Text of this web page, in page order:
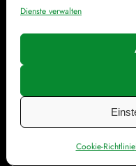
Dienste verwalten
Cookie-Richtlinie
Richtigkeit
bestreiten,
Regel Zeit,